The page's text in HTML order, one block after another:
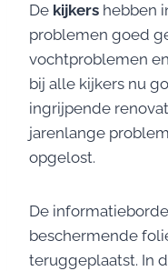
De kijkers hebben
problemen goed
vochtproblemen
bij alle kijkers nu
ingrijpende
jarenlange
opgelost.
De
beschermende
teruggeplaatst. In